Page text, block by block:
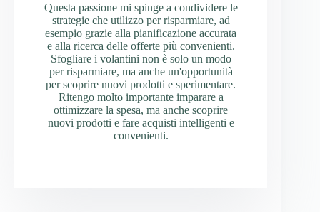
Questa passione mi spinge a condividere le
strategie che utilizzo per risparmiare, ad
esempio grazie alla pianificazione accurata
e alla ricerca delle offerte più convenienti.
Sfogliare i volantini non è solo un modo
per risparmiare, ma anche un'opportunità
per scoprire nuovi prodotti e sperimentare.
Ritengo molto importante imparare a
ottimizzare la spesa, ma anche scoprire
nuovi prodotti e fare acquisti intelligenti e
convenienti.